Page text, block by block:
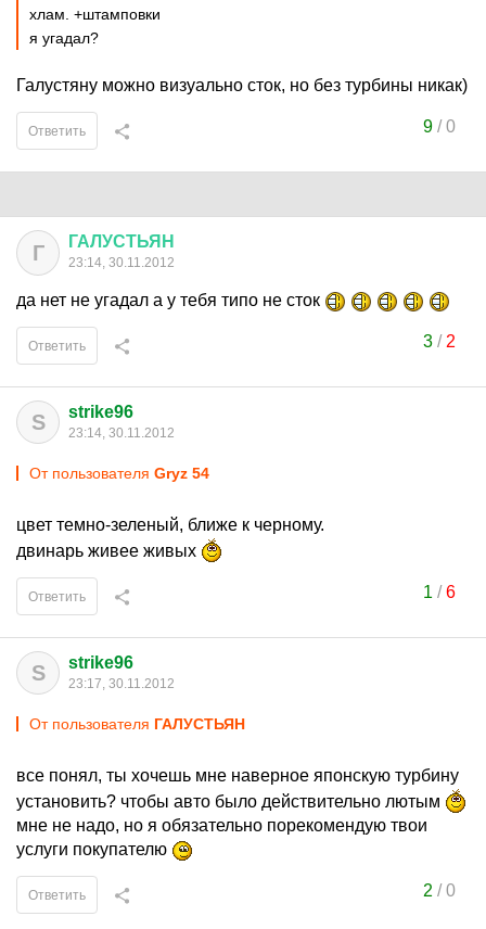
хлам. +штамповки
я угадал?
Галустяну можно визуально сток, но без турбины никак)
9/0
Ответить
Г ГАЛУСТЬЯН
23:14, 30.11.2012
да нет не угадал а у тебя типо не сток
3/ 2
Ответить
S strike96
23:14, 30.11.2012
От пользователя Gryz 54
цвет темно-зеленый, ближе к черному.
двинарь живее живых
1 /6
Ответить
S strike96
23:17, 30.11.2012
От пользователя ГАЛУСТЬЯН
все понял, ты хочешь мне наверное японскую турбину
установить? чтобы авто было действительно лютым
мне не надо, но я обязательно порекомендую твои
услуги покупателю
2 /0
Ответить